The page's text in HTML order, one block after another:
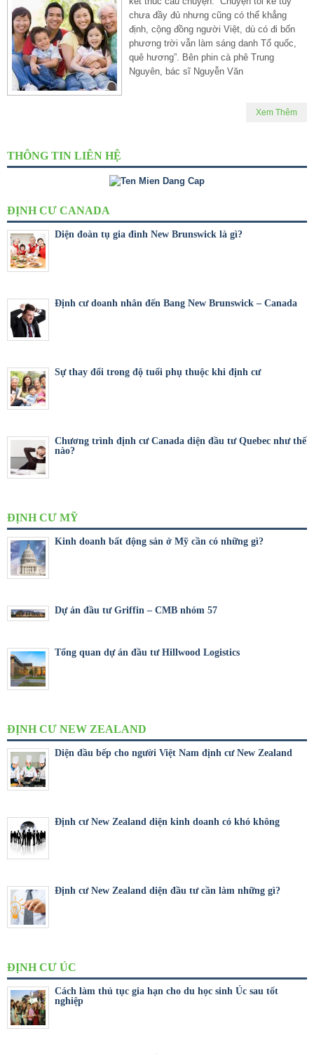
chưa đầy đủ nhưng cũng có thể khẳng
định, cộng đồng người Việt, dù có đi bốn
phương trời vẫn làm sáng danh Tổ quốc,
quê hương”. Bên phin cà phê Trung
Nguyên, bác sĩ Nguyễn Văn
Xem Thêm
THÔNG TIN LIÊN HỆ
ĐỊNH CƯ CANADA
Diện đoàn tụ gia đình New Brunswick là gì?
Định cư doanh nhân đến Bang New Brunswick – Canada
Sự thay đổi trong độ tuổi phụ thuộc khi định cư
Chương trình định cư Canada diện đầu tư Quebec như thế
nào?
ĐỊNH CƯ MỸ
Kinh doanh bất động sản ở Mỹ cần có những gì?
Dự án đầu tư Griffin – CMB nhóm 57
Tổng quan dự án đầu tư Hillwood Logistics
ĐỊNH CƯ NEW ZEALAND
Diện đầu bếp cho người Việt Nam định cư New Zealand
Định cư New Zealand diện kinh doanh có khó không
Định cư New Zealand diện đầu tư cần làm những gì?
ĐỊNH CƯ ÚC
Cách làm thủ tục gia hạn cho du học sinh Úc sau tốt
nghiệp